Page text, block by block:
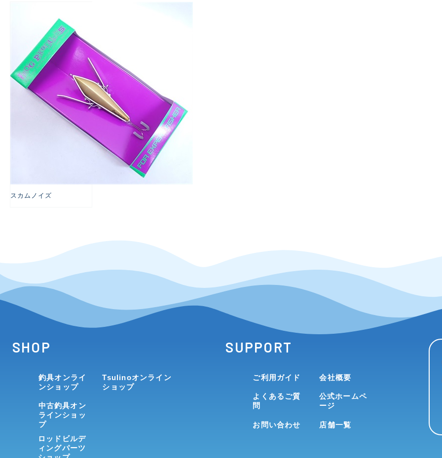
スカムノイズ
SHOP
釣具オンライ
ンショップ
中古釣具オン
ラインショッ
プ
ロッドビルデ
ィングパーツ
Tsulinoオンライン
ショップ
SUPPORT
ご利用ガイド
よくあるご質
問
お問い合わせ
会社概要
公式ホームペ
ージ
店舗一覧